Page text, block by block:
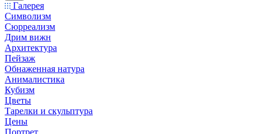
Галерея
Символизм
Сюрреализм
Дрим вижн
Архитектура
Пейзаж
Обнаженная натура
Анималистика
Кубизм
Цветы
Тарелки и скульптура
Цены
Портрет